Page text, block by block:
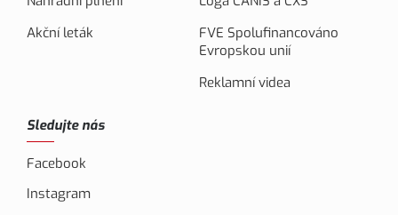
Akční leták
FVE Spolufinancováno
Evropskou unií
Reklamní videa
Sledujte nás
Facebook
Instagram